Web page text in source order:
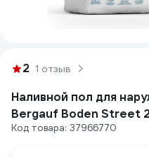
2 1 отзыв
Наливной пол для
Bergauf Boden Street
Код товара: 37966770